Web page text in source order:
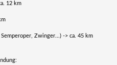
12 km
Zwinger...) -> ca. 45 km